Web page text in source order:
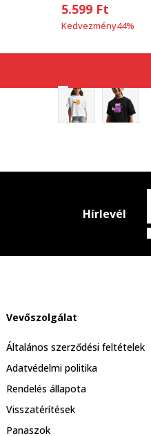
5.599 Ft
Kedvezmény44%
Hírlevél
Vevőszolgálat
Általános szerződési feltételek
Adatvédelmi politika
Rendelés állapota
Visszatérítések
Panaszok